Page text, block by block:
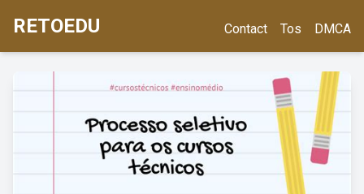
RETOEDU Contact Tos DMCA